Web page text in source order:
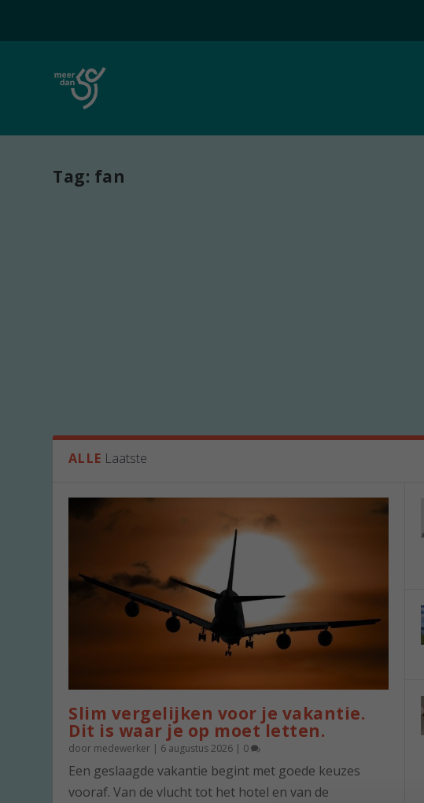
Tag: fan
ALLE Laatste
Slim vergelijken voor je vakantie.
Dit is waar je op moet letten.
door medewerker | 6 augustus 2026 | 0
Een geslaagde vakantie begint met goede keuzes
vooraf. Van de vlucht tot het hotel en van de